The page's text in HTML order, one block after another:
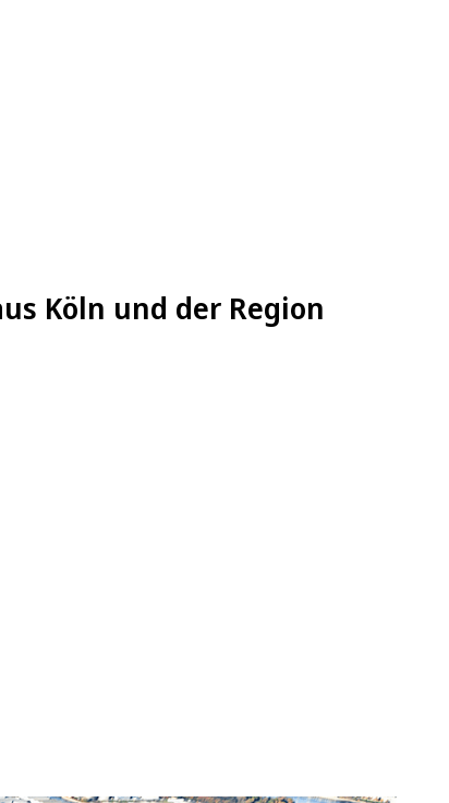
Köln und der Region